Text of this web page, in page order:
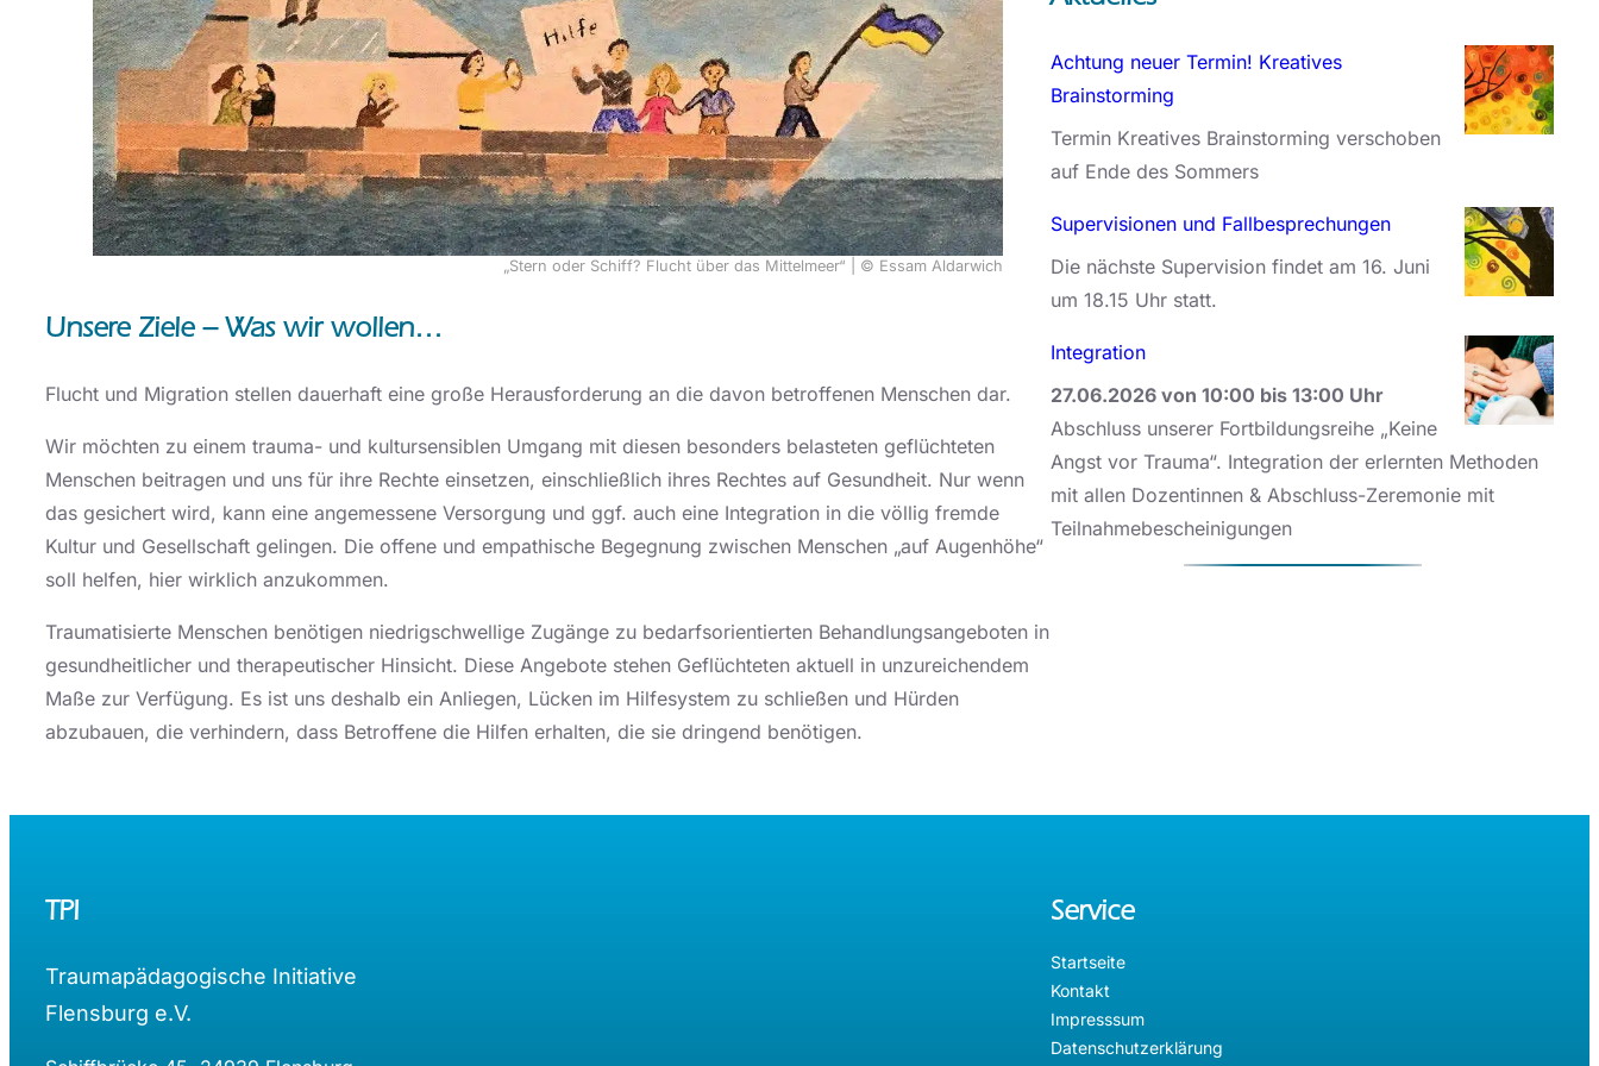
„Stern oder Schiff? Flucht über das Mittelmeer“ | © Essam Aldarwich
Unsere Ziele – Was wir wollen…
Flucht und Migration stellen dauerhaft eine große Herausforderung an die davon betroffenen Menschen dar.
Wir möchten zu einem trauma- und kultursensiblen Umgang mit diesen besonders belasteten geflüchteten
Menschen beitragen und uns für ihre Rechte einsetzen, einschließlich ihres Rechtes auf Gesundheit. Nur wenn
das gesichert wird, kann eine angemessene Versorgung und ggf. auch eine Integration in die völlig fremde
Kultur und Gesellschaft gelingen. Die offene und empathische Begegnung zwischen Menschen „auf Augenhöhe“
soll helfen, hier wirklich anzukommen.
Traumatisierte Menschen benötigen niedrigschwellige Zugänge zu bedarfsorientierten Behandlungsangeboten in
gesundheitlicher und therapeutischer Hinsicht. Diese Angebote stehen Geflüchteten aktuell in unzureichendem
Maße zur Verfügung. Es ist uns deshalb ein Anliegen, Lücken im Hilfesystem zu schließen und Hürden
abzubauen, die verhindern, dass Betroffene die Hilfen erhalten, die sie dringend benötigen.
Achtung neuer Termin! Kreatives
Brainstorming
Termin Kreatives Brainstorming verschoben
auf Ende des Sommers
Supervisionen und Fallbesprechungen
Die nächste Supervision findet am 16. Juni
um 18.15 Uhr statt.
Integration
27.06.2026 von 10:00 bis 13:00 Uhr
Abschluss unserer Fortbildungsreihe „Keine
Angst vor Trauma“. Integration der erlernten Methoden
mit allen Dozentinnen & Abschluss-Zeremonie mit
Teilnahmebescheinigungen
TPI
Traumapädagogische Initiative
Flensburg e.V.
Service
Startseite
Kontakt
Impresssum
Datenschutzerklärung